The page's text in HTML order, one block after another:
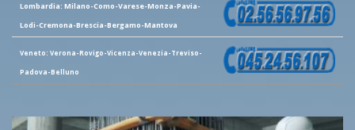
Lombardia: Milano-Como-Varese-Monza-Pavia-
Lodi-Cremona-Brescia-Bergamo-Mantova
Veneto: Verona-Rovigo-Vicenza-Venezia-Treviso-
Padova-Belluno